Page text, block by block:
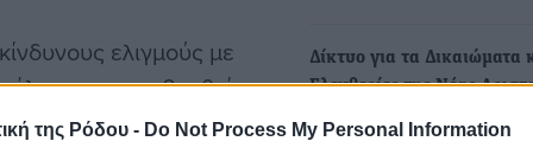
της Ρόδου - Do Not Process My Personal Information
ελιγμούς με
και να βρεθεί
και να ακινητοποιηθεί
Δίκτυο για τα Δικαιώματα
Ελευθερίες της Νέας
αποτροπή και…